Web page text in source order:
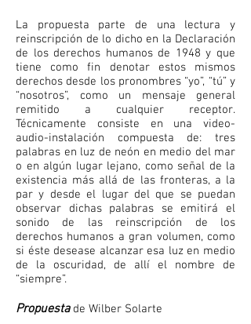
La propuesta parte de una lectura y
reinscripción de lo dicho en la Declaración
de los derechos humanos de 1948 y que
tiene como fin denotar estos mismos
derechos desde los pronombres “yo”, “tú” y
“nosotros”, como un mensaje general
remitido a cualquier receptor.
Técnicamente consiste en una video-
audio-instalación compuesta de: tres
palabras en luz de neón en medio del mar
o en algún lugar lejano, como señal de la
existencia más allá de las fronteras, a la
par y desde el lugar del que se puedan
observar dichas palabras se emitirá el
sonido de las reinscripción de los
derechos humanos a gran volumen, como
si éste desease alcanzar esa luz en medio
de la oscuridad, de allí el nombre de
“siempre”.
Propuesta de Wilber Solarte